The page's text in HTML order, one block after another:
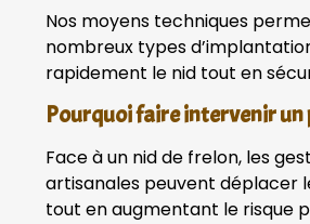
Nos moyens techniques
nombreux types
rapidement le nid tout en
Pourquoi faire intervenir un
Face à un nid de frelon, les
artisanales peuvent déplacer
tout en augmentant le risque